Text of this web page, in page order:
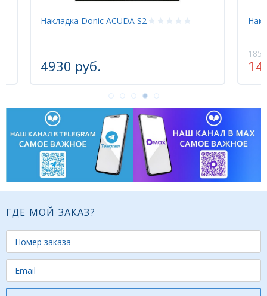
Накладка KTL RAPID SPEED
1485 руб.
ГДЕ МОЙ ЗАКАЗ?